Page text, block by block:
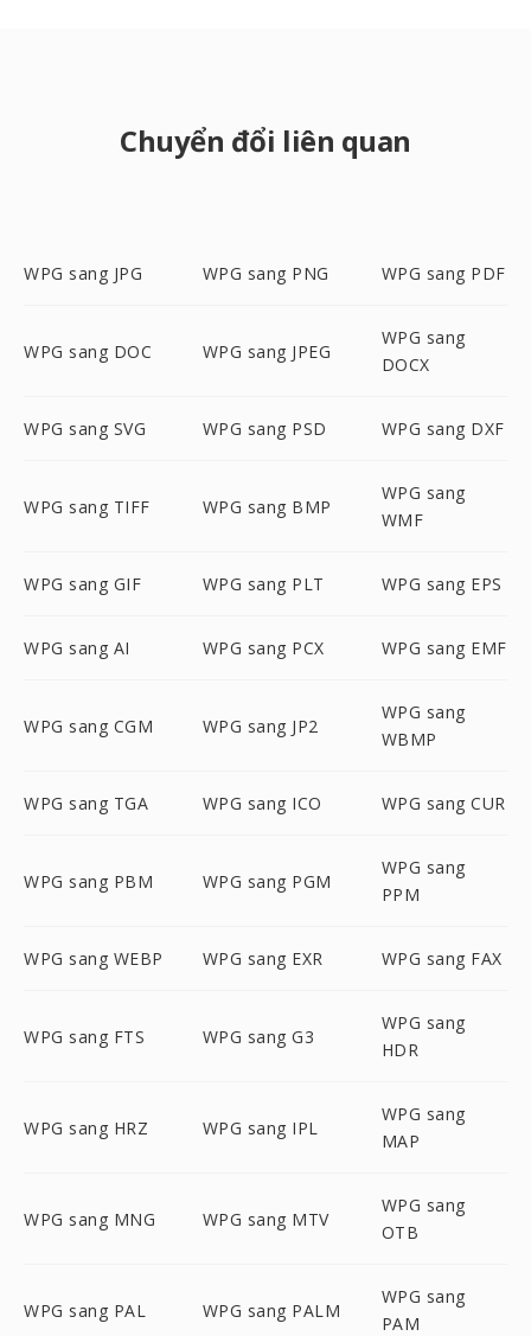
Chuyển đổi liên quan
WPG sang JPG WPG sang PNG WPG sang PDF
WPG sang DOC WPG sang JPEG
WPG sang
DOCX
WPG sang SVG WPG sang PSD WPG sang DXF
WPG sang TIFF WPG sang BMP
WPG sang
WMF
WPG sang GIF WPG sang PLT WPG sang EPS
WPG sang AI WPG sang PCX WPG sang EMF
WPG sang CGM WPG sang JP2
WPG sang
WBMP
WPG sang TGA WPG sang ICO WPG sang CUR
WPG sang PBM WPG sang PGM
WPG sang
PPM
WPG sang WEBP WPG sang EXR WPG sang FAX
WPG sang FTS WPG sang G3
WPG sang
HDR
WPG sang HRZ WPG sang IPL
WPG sang
MAP
WPG sang MNG WPG sang MTV
WPG sang
OTB
WPG sang PAL WPG sang PALM
WPG sang
PAM